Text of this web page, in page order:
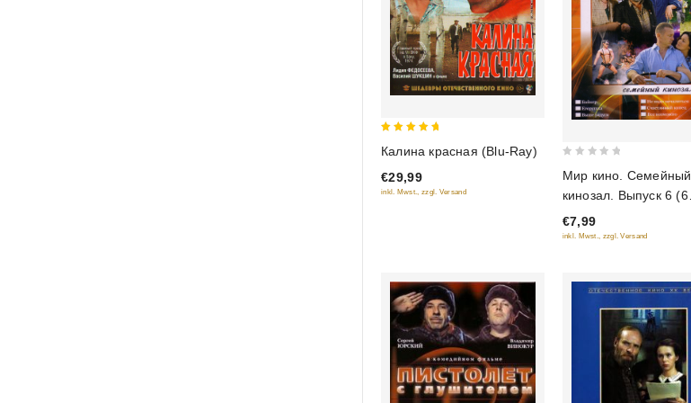
Калина красная (Blu-Ray)
€29,99
inkl. Mwst., zzgl. Versand
out
of
5
Мир кино. Семейный
кинозал. Выпуск 6 (6
фильмов в 1 диске)
€7,99
inkl. Mwst., zzgl. Versand